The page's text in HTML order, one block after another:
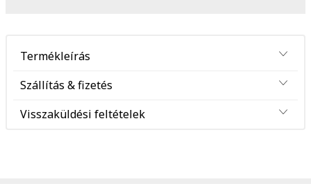
Termékleírás
Szállítás & fizetés
Visszaküldési feltételek